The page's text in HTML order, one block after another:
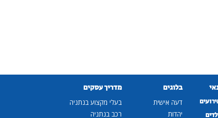
בלוגים
דעה אישית
יהדות
מדריך עסקים
בעלי מקצוע בנתניה
רכב בנתניה